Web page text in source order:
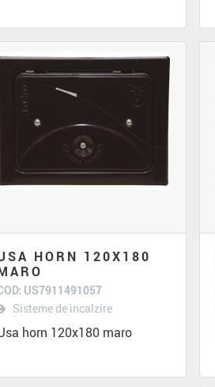
HORN 120X180
US7911491057
Sisteme de incalzire
horn 120x180 maro